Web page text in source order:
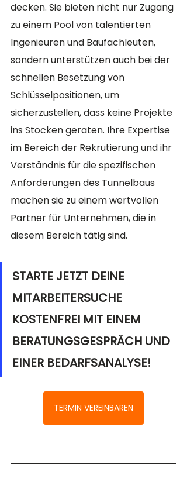
decken. Sie bieten nicht nur Zugang
zu einem Pool von talentierten
Ingenieuren und Baufachleuten,
sondern unterstützen auch bei der
schnellen Besetzung von
Schlüsselpositionen, um
sicherzustellen, dass keine Projekte
ins Stocken geraten. Ihre Expertise
im Bereich der Rekrutierung und ihr
Verständnis für die spezifischen
Anforderungen des Tunnelbaus
machen sie zu einem wertvollen
Partner für Unternehmen, die in
diesem Bereich tätig sind.
STARTE JETZT DEINE
MITARBEITERSUCHE
KOSTENFREI MIT EINEM
BERATUNGSGESPRÄCH UND
EINER BEDARFSANALYSE!
TERMIN VEREINBAREN